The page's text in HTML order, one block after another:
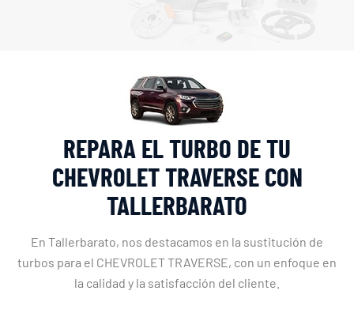
REPARA EL TURBO DE TU
CHEVROLET TRAVERSE CON
TALLERBARATO
En Tallerbarato, nos destacamos en la sustitución de
turbos para el CHEVROLET TRAVERSE, con un enfoque en
la calidad y la satisfacción del cliente.